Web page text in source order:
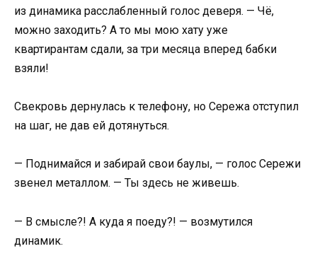
из динамика расслабленный голос деверя. — Чё,
можно заходить? А то мы мою хату уже
квартирантам сдали, за три месяца вперед бабки
взяли!
Свекровь дернулась к телефону, но Сережа отступил
на шаг, не дав ей дотянуться.
— Поднимайся и забирай свои баулы, — голос Сережи
звенел металлом. — Ты здесь не живешь.
— В смысле?! А куда я поеду?! — возмутился
динамик.